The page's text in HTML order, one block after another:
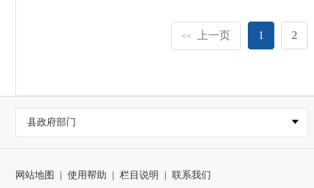
<< 上一页 1 2
县政府部门
网站地图 使用帮助 栏目说明 联系我们